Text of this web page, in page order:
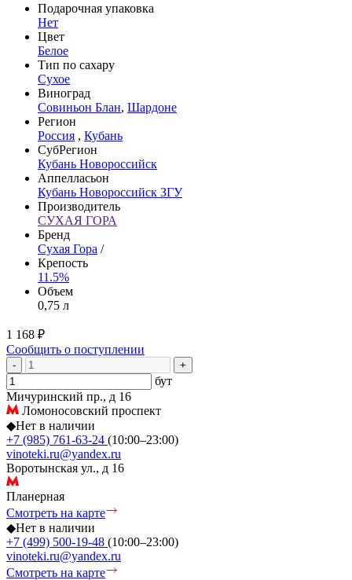
Подарочная упаковка
Нет
Цвет
Белое
Тип по сахару
Сухое
Виноград
Совиньон Блан, Шардоне
Регион
Россия , Кубань
СубРегион
Кубань Новороссийск
Аппелласьон
Кубань Новороссийск ЗГУ
Производитель
СУХАЯ ГОРА
Бренд
Сухая Гора /
Крепость
11.5%
Объем
0,75 л
1 168 ₽
Сообщить о поступлении
- +
бут
Мичуринский пр., д 16
Ломоносовский проспект
◆Нет в наличии
+7 (985) 761-63-24 (10:00–23:00)
vinoteki.ru@yandex.ru
Воротынская ул., д 16
Планерная
Смотреть на карте
◆Нет в наличии
+7 (499) 500-19-48 (10:00–23:00)
vinoteki.ru@yandex.ru
Смотреть на карте